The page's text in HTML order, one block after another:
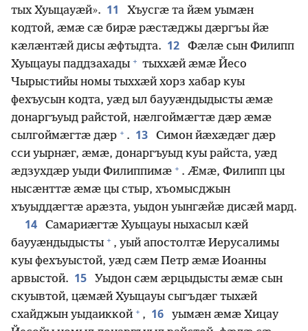
тых Хуыцауӕй». 11
Хъусгӕ та йӕм уымӕн
кодтой, ӕмӕ сӕ бирӕ рӕстӕджы дӕргъы йӕ
кӕлӕнтӕй дисы ӕфтыдта. 12
Фӕлӕ сын Филипп
Хуыцауы паддзахады + тыххӕй ӕмӕ Йесо
Чырыстийы номы тыххӕй хорз хабар куы
фехъусын кодта, уӕд ыл баууӕндыдысты ӕмӕ
донаргъуыд райстой, нӕлгоймӕгтӕ дӕр ӕмӕ
сылгоймӕгтӕ дӕр + . 13
Симон йӕхӕдӕг дӕр
сси уырнӕг, ӕмӕ, донаргъуыд куы райста, уӕд
ӕдзухдӕр уыди Филиппимӕ + . Ӕмӕ, Филипп цы
нысӕнттӕ ӕмӕ цы стыр, хъомысджын
хъуыддӕгтӕ арӕзта, уыдон уынгӕйӕ дисӕй мард.
14
Самариӕгтӕ Хуыцауы ныхасыл кӕй
баууӕндыдысты + , уый апостолтӕ Иерусалимы
куы фехъуыстой, уӕд сӕм Петр ӕмӕ Иоанны
арвыстой. 15
Уыдон сӕм ӕрцыдысты ӕмӕ сын
скуывтой, цӕмӕй Хуыцауы сыгъдӕг тыхӕй
схайджын уыдаиккой + , 16
уымӕн ӕмӕ Хицау